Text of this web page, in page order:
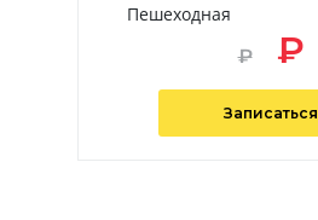
₽ ₽
Записаться
Пешеходная